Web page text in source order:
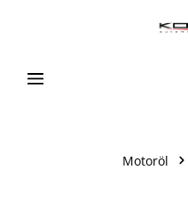
Motoröl